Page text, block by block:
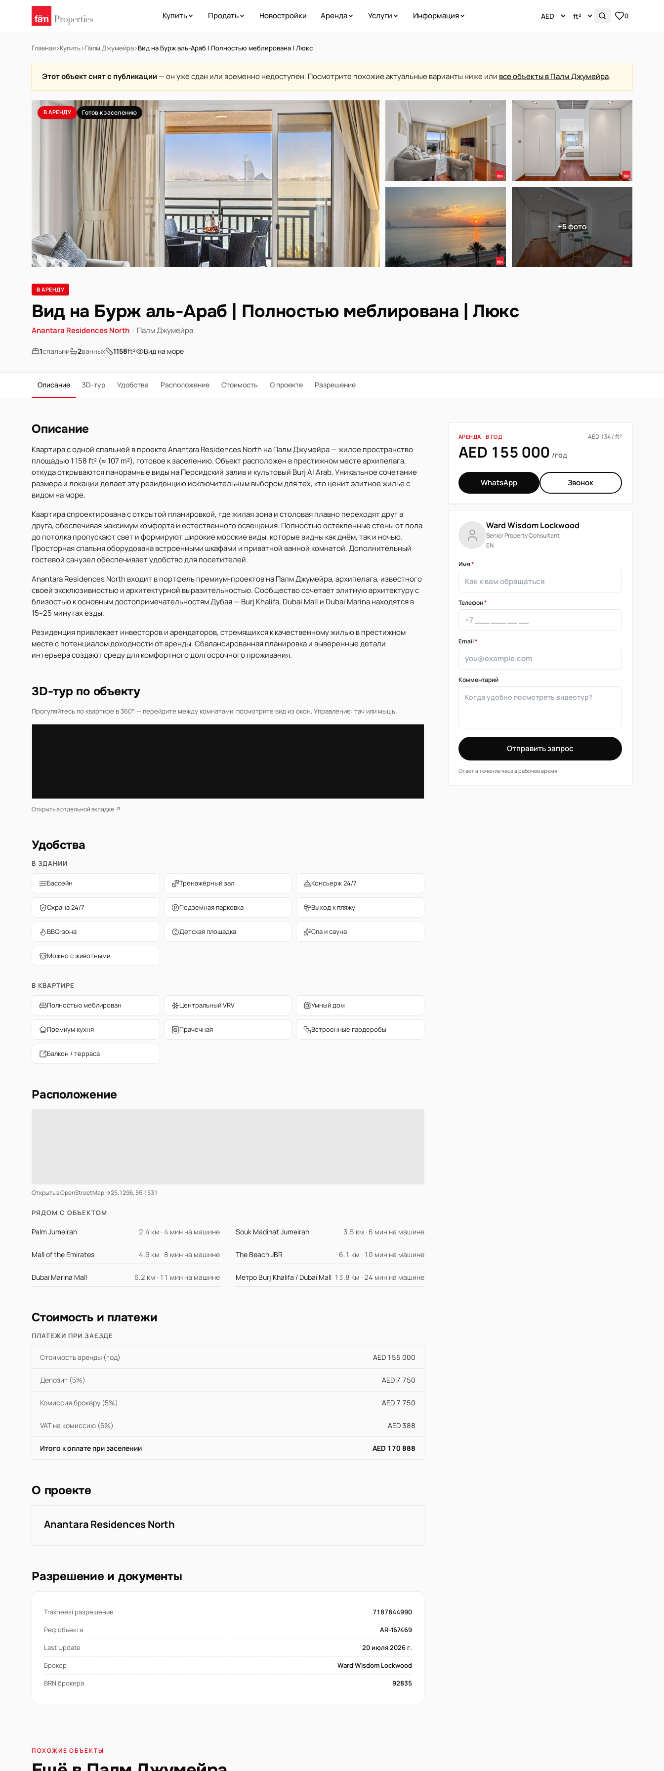
Купить Продать Новостройки Аренда Услуги Информация 0
Главная›Купить›Палм Джумейра›Вид на Бурж аль-Араб | Полностью меблирована | Люкс
Этот объект снят с публикации — он уже сдан или временно недоступен. Посмотрите похожие актуальные варианты ниже или все объекты в Палм Джумейра.
В АРЕНДУ Готов к заселению
+5 фото
В АРЕНДУ
Вид на Бурж аль-Араб | Полностью меблирована | Люкс
Anantara Residences North · Палм Джумейра
1спальни 2ванных 1158ft² Вид на море
Описание 3D-тур Удобства Расположение Стоимость О проекте Разрешение
Описание
Квартира с одной спальней в проекте Anantara Residences North на Палм Джумейра — жилое пространство
площадью 1 158 ft² (≈ 107 m²), готовое к заселению. Объект расположен в престижном месте архипелага,
откуда открываются панорамные виды на Персидский залив и культовый Burj Al Arab. Уникальное сочетание
размера и локации делает эту резиденцию исключительным выбором для тех, кто ценит элитное жилье с
видом на море.
Квартира спроектирована с открытой планировкой, где жилая зона и столовая плавно переходят друг в
друга, обеспечивая максимум комфорта и естественного освещения. Полностью остекленные стены от пола
до потолка пропускают свет и формируют широкие морские виды, которые видны как днём, так и ночью.
Просторная спальня оборудована встроенными шкафами и приватной ванной комнатой. Дополнительный
гостевой санузел обеспечивает удобство для посетителей.
Anantara Residences North входит в портфель премиум-проектов на Палм Джумейра, архипелага, известного
своей эксклюзивностью и архитектурной выразительностью. Сообщество сочетает элитную архитектуру с
близостью к основным достопримечательностям Дубая — Burj Khalifa, Dubai Mall и Dubai Marina находятся в
15–25 минутах езды.
Резиденция привлекает инвесторов и арендаторов, стремящихся к качественному жилью в престижном
месте с потенциалом доходности от аренды. Сбалансированная планировка и выверенные детали
интерьера создают среду для комфортного долгосрочного проживания.
3D-тур по объекту
Прогуляйтесь по квартире в 360° — перейдите между комнатами, посмотрите вид из окон. Управление: тач или мышь.
Открыть в отдельной вкладке ↗
Удобства
В ЗДАНИИ
Бассейн Тренажёрный зал Консьерж 24/7
Охрана 24/7 Подземная парковка Выход к пляжу
BBQ-зона Детская площадка Спа и сауна
Можно с животными
В КВАРТИРЕ
Полностью меблирован Центральный VRV Умный дом
Премиум кухня Прачечная Встроенные гардеробы
Балкон / терраса
Расположение
Открыть в OpenStreetMap →25.1296, 55.1531
РЯДОМ С ОБЪЕКТОМ
Palm Jumeirah 2.4 км · 4 мин на машине Souk Madinat Jumeirah 3.5 км · 6 мин на машине
Mall of the Emirates 4.9 км · 8 мин на машине The Beach JBR 6.1 км · 10 мин на машине
Dubai Marina Mall 6.2 км · 11 мин на машине Метро Burj Khalifa / Dubai Mall 13.8 км · 24 мин на машине
Стоимость и платежи
ПЛАТЕЖИ ПРИ ЗАЕЗДЕ
Стоимость аренды (год) AED 155 000
Депозит (5%) AED 7 750
Комиссия брокеру (5%) AED 7 750
VAT на комиссию (5%) AED 388
Итого к оплате при заселении AED 170 888
О проекте
Anantara Residences North
Разрешение и документы
Trakheesi разрешение
7187844990
Реф объекта
AR-167469
Last Update
20 июля 2026 г.
Брокер
Ward Wisdom Lockwood
BRN брокера
92835
АРЕНДА · В ГОД AED 134 / ft²
AED 155 000 /год
WhatsApp Звонок
Ward Wisdom Lockwood
Senior Property Consultant
EN
Имя*
Телефон*
Email*
Комментарий
Отправить запрос
Ответ в течение часа в рабочее время.
ПОХОЖИЕ ОБЪЕКТЫ